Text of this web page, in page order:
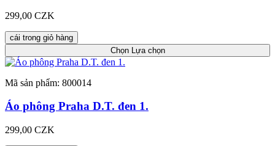
299,00 CZK
cái trong giỏ hàng
ChọnLựa chọn
Mã sản phẩm: 800014
Áo phông Praha D.T. đen 1.
299,00 CZK